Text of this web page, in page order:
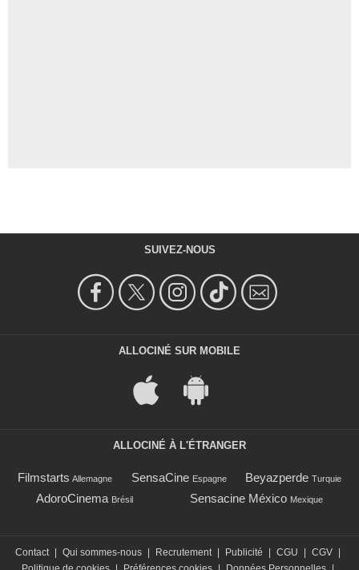
SUIVEZ-NOUS
ALLOCINÉ SUR MOBILE
ALLOCINÉ À L'ÉTRANGER
Filmstarts Allemagne SensaCine Espagne Beyazperde Turquie
AdoroCinema Brésil Sensacine México Mexique
Contact | Qui sommes-nous | Recrutement | Publicité | CGU | CGV |